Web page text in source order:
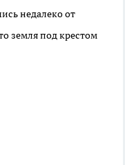
недалеко от
земля под крестом